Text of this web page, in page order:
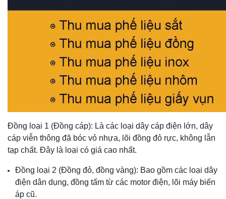
Đồng loại 1 (Đồng cáp): Là các loại dây cáp điện lớn, dây
cáp viễn thông đã bóc vỏ nhựa, lõi đồng đỏ rực, không lẫn
tạp chất. Đây là loại có giá cao nhất.
Đồng loại 2 (Đồng đỏ, đồng vàng): Bao gồm các loại dây
điện dân dụng, đồng tấm từ các motor điện, lõi máy biến
áp cũ.